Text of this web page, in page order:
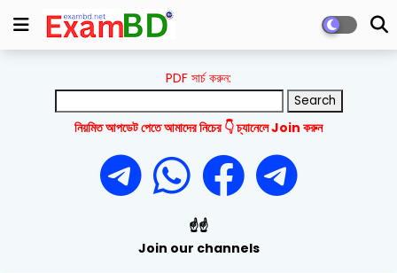
PDF সার্চ করুন:
নিয়মিত আপডেট পেতে আমাদের নিচের 👇 চ্যানেলে Join করুন
☝️☝️
Join our channels